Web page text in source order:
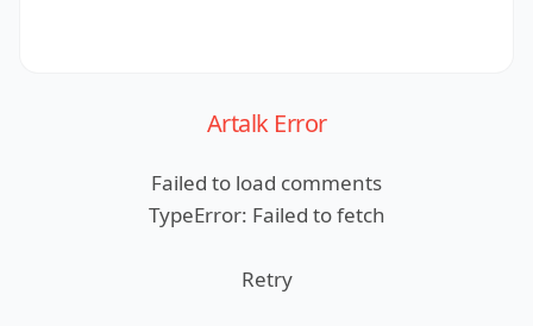
Artalk Error
Failed to load comments
TypeError: Failed to fetch
Retry